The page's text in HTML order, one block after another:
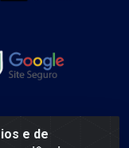
e de
- AV DEPUTADO